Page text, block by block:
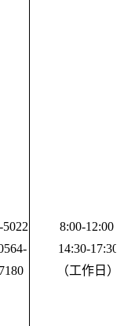
5022
8:00-12:00
14:30-17:30
（工作日）